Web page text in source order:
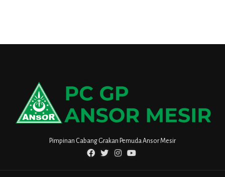
Pimpinan Cabang Grakan Pemuda Ansor Mesir